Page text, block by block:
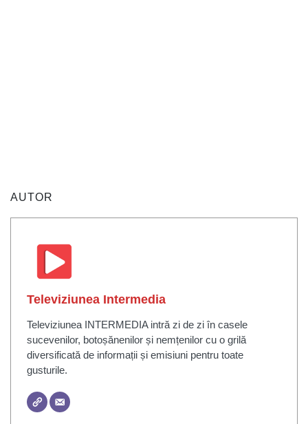
AUTOR
Televiziunea Intermedia
Televiziunea INTERMEDIA intră zi de zi în casele
sucevenilor, botoșănenilor și nemțenilor cu o grilă
diversificată de informații și emisiuni pentru toate
gusturile.